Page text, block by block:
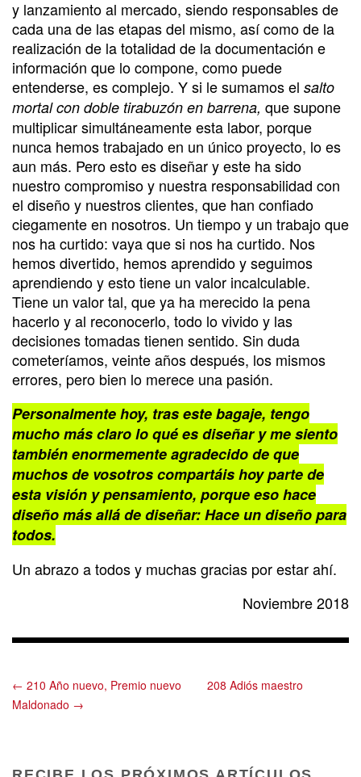
y lanzamiento al mercado, siendo responsables de
cada una de las etapas del mismo, así como de la
realización de la totalidad de la documentación e
información que lo compone, como puede
entenderse, es complejo. Y si le sumamos el salto
mortal con doble tirabuzón en barrena, que supone
multiplicar simultáneamente esta labor, porque
nunca hemos trabajado en un único proyecto, lo es
aun más. Pero esto es diseñar y este ha sido
nuestro compromiso y nuestra responsabilidad con
el diseño y nuestros clientes, que han confiado
ciegamente en nosotros. Un tiempo y un trabajo que
nos ha curtido: vaya que si nos ha curtido. Nos
hemos divertido, hemos aprendido y seguimos
aprendiendo y esto tiene un valor incalculable.
Tiene un valor tal, que ya ha merecido la pena
hacerlo y al reconocerlo, todo lo vivido y las
decisiones tomadas tienen sentido. Sin duda
cometeríamos, veinte años después, los mismos
errores, pero bien lo merece una pasión.
Personalmente hoy, tras este bagaje, tengo
mucho más claro lo qué es diseñar y me siento
también enormemente agradecido de que
muchos de vosotros compartáis hoy parte de
esta visión y pensamiento, porque eso hace
diseño más allá de diseñar: Hace un diseño para
todos.
Un abrazo a todos y muchas gracias por estar ahí.
Noviembre 2018
← 210 Año nuevo, Premio nuevo
208 Adiós maestro
Maldonado →